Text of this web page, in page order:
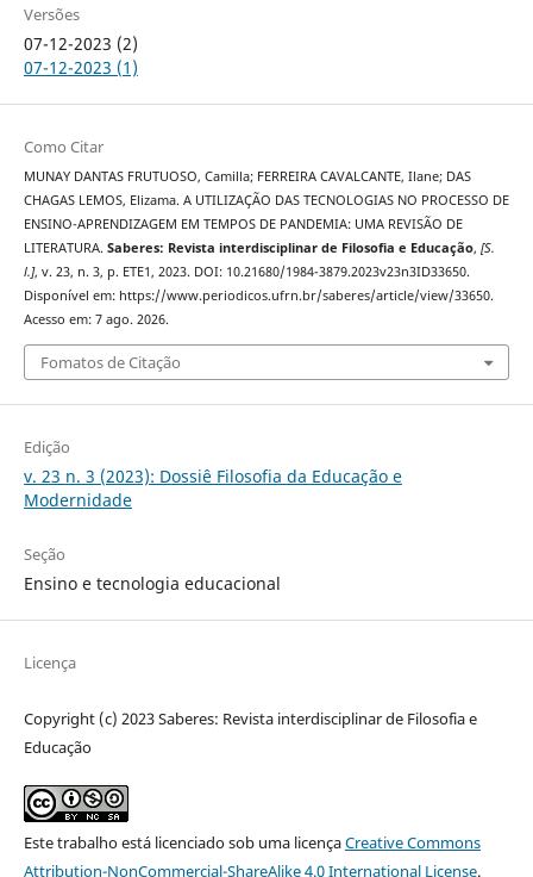
Versões
07-12-2023 (2)
07-12-2023 (1)
Como Citar
MUNAY DANTAS FRUTUOSO, Camilla; FERREIRA CAVALCANTE, Ilane; DAS
CHAGAS LEMOS, Elizama. A UTILIZAÇÃO DAS TECNOLOGIAS NO PROCESSO DE
ENSINO-APRENDIZAGEM EM TEMPOS DE PANDEMIA: UMA REVISÃO DE
LITERATURA. Saberes: Revista interdisciplinar de Filosofia e Educação, [S.
l.], v. 23, n. 3, p. ETE1, 2023. DOI: 10.21680/1984-3879.2023v23n3ID33650.
Disponível em: https://www.periodicos.ufrn.br/saberes/article/view/33650.
Acesso em: 7 ago. 2026.
Fomatos de Citação
Edição
v. 23 n. 3 (2023): Dossiê Filosofia da Educação e
Modernidade
Seção
Ensino e tecnologia educacional
Licença
Copyright (c) 2023 Saberes: Revista interdisciplinar de Filosofia e
Educação
Este trabalho está licenciado sob uma licençaCreative Commons
Attribution-NonCommercial-ShareAlike 4.0 International License.